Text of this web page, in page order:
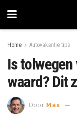
Home Autovakantie tips
Is
waard? Dit
Door Max